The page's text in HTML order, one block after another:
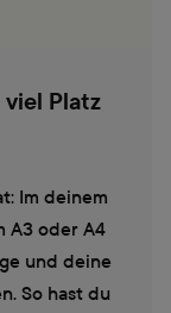
Platz
Im deinem
A3 oder A4
und deine
So hast du